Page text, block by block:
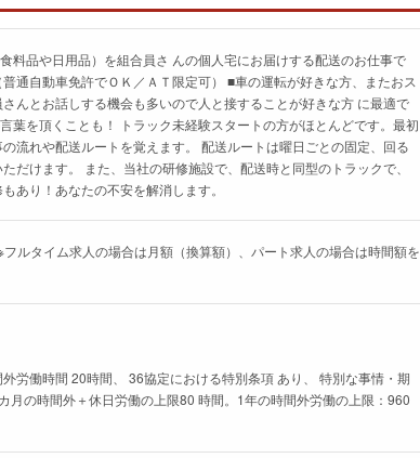
品や日用品）を組合員さ んの個人宅にお届けする配送のお仕事で
通自動車免許でＯＫ／ＡＴ限定可） ■車の運転が好きな方、またおス
んとお話しする機会も多いので人と接することが好きな方 に最適で
葉を頂くことも！ トラック未経験スタートの方がほとんどです。最初
流れや配送ルートを覚えます。 配送ルートは曜日ごとの固定、回る
だけます。 また、当社の研修施設で、配送時と同型のトラックで、
あり！あなたの不安を解消します。
ルタイム求人の場合は月額（換算額）、パート求人の場合は時間額を
労働時間 20時間、 36協定における特別条項 あり、 特別な事情・期
月の時間外＋休日労働の上限80 時間。1年の時間外労働の上限：960